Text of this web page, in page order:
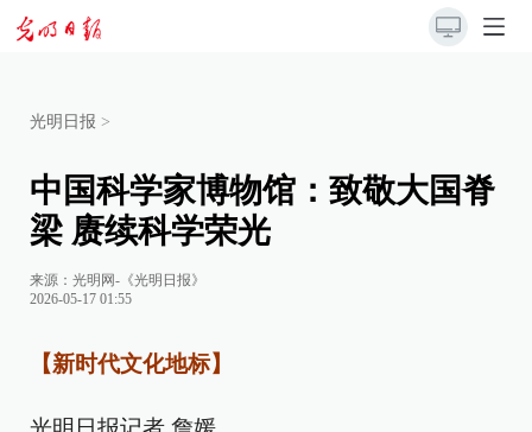
光明日报 >
中国科学家博物馆：致敬大国脊
梁 赓续科学荣光
来源： 光明网-《光明日报》
2026-05-17 01:55
【新时代文化地标】